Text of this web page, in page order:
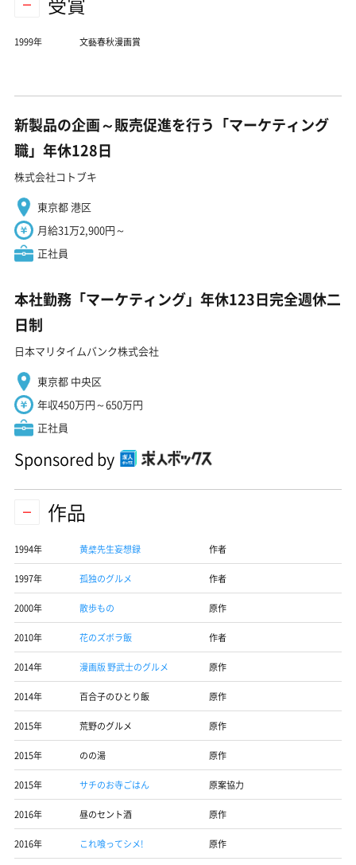
1999年 文藝春秋漫画賞
新製品の企画～販売促進を行う「マーケティング
職」年休128日
株式会社コトブキ
東京都 港区
月給31万2,900円～
正社員
本社勤務「マーケティング」年休123日完全週休二
日制
日本マリタイムバンク株式会社
東京都 中央区
年収450万円～650万円
正社員
Sponsored by
作品
1994年 黄檗先生妄想録 作者
1997年 孤独のグルメ 作者
2000年 散歩もの 原作
2010年 花のズボラ飯 作者
2014年 漫画版 野武士のグルメ 原作
2014年 百合子のひとり飯 原作
2015年 荒野のグルメ 原作
2015年 のの湯 原作
2015年 サチのお寺ごはん 原案協力
2016年 昼のセント酒 原作
2016年 これ喰ってシメ! 原作